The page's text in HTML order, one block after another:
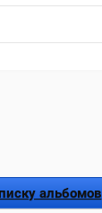
альбомов